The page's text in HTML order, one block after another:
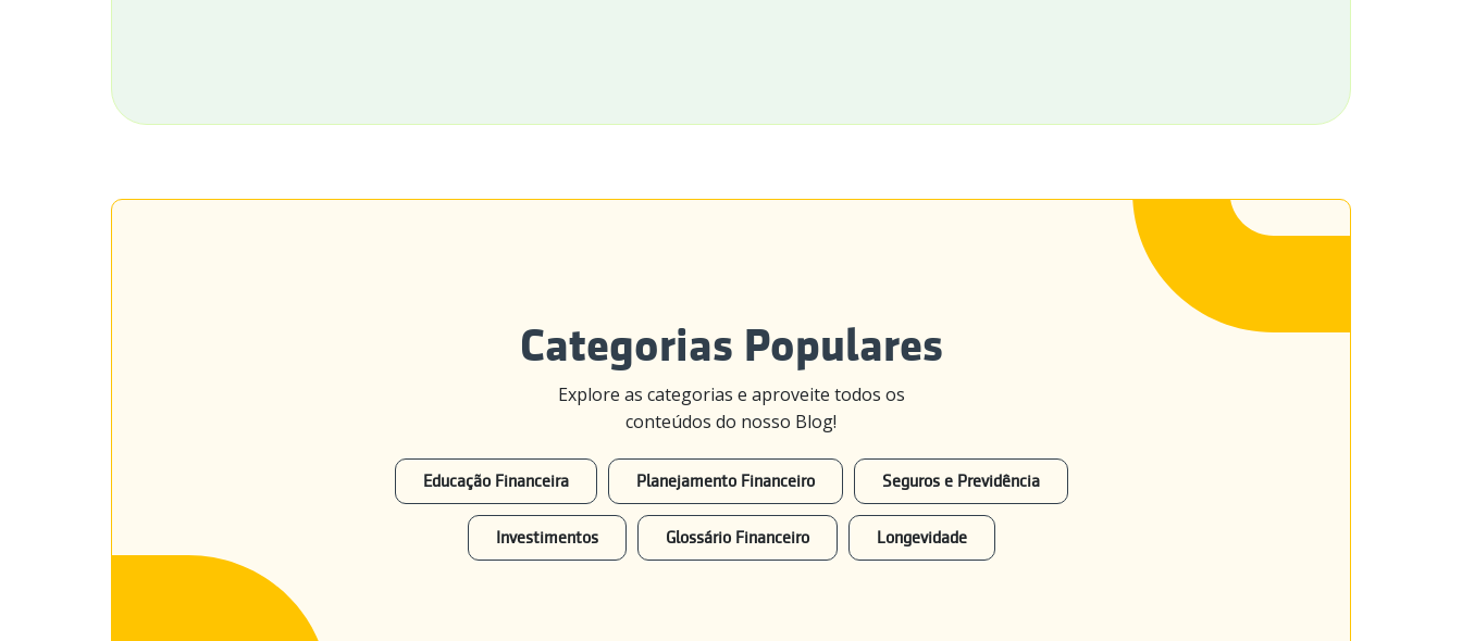
Categorias Populares
Explore as categorias e aproveite todos os
conteúdos do nosso Blog!
Educação Financeira Planejamento Financeiro Seguros e Previdência
Investimentos Glossário Financeiro Longevidade